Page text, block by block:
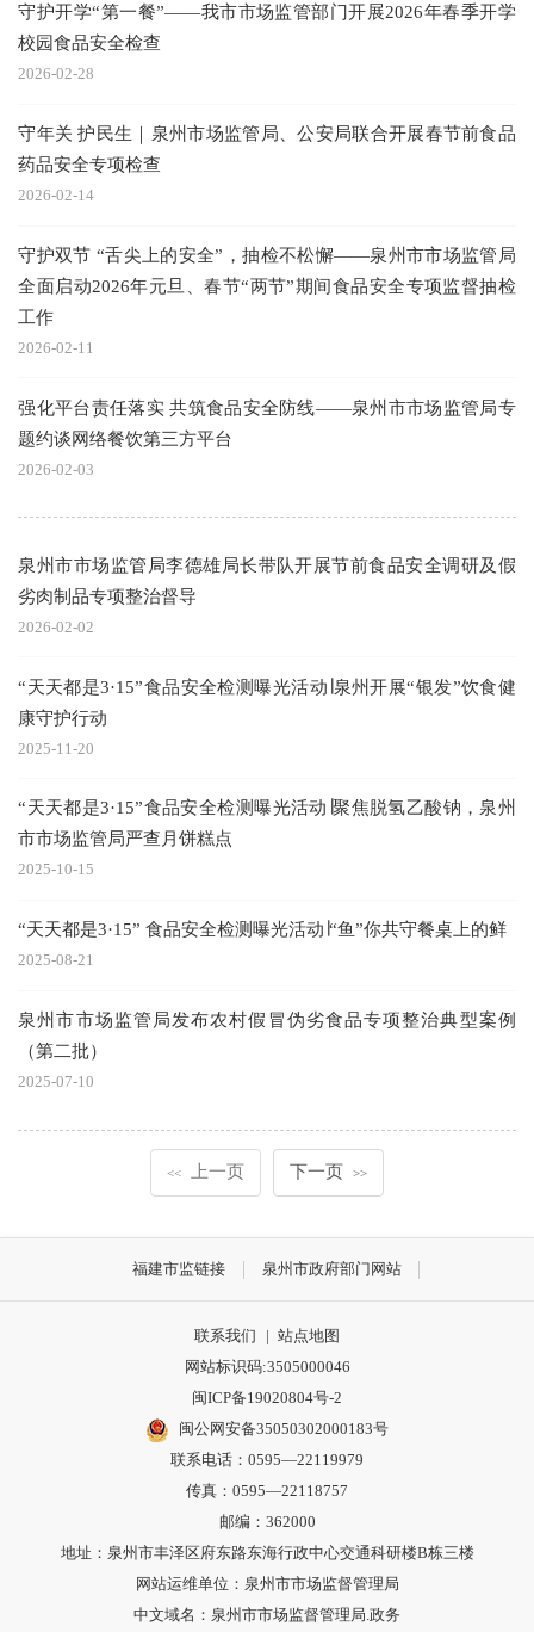
守护开学“第一餐”——我市市场监管部门开展2026年春季开学
校园食品安全检查
2026-02-28
守年关 护民生｜泉州市场监管局、公安局联合开展春节前食品
药品安全专项检查
2026-02-14
守护双节 “舌尖上的安全”，抽检不松懈——泉州市市场监管局
全面启动2026年元旦、春节“两节”期间食品安全专项监督抽检
工作
2026-02-11
强化平台责任落实 共筑食品安全防线——泉州市市场监管局专
题约谈网络餐饮第三方平台
2026-02-03
泉州市市场监管局李德雄局长带队开展节前食品安全调研及假
劣肉制品专项整治督导
2026-02-02
“天天都是3·15”食品安全检测曝光活动∣泉州开展“银发”饮食健
康守护行动
2025-11-20
“天天都是3·15”食品安全检测曝光活动∣聚焦脱氢乙酸钠，泉州
市市场监管局严查月饼糕点
2025-10-15
“天天都是3·15” 食品安全检测曝光活动∣“鱼”你共守餐桌上的鲜
2025-08-21
泉州市市场监管局发布农村假冒伪劣食品专项整治典型案例
（第二批）
2025-07-10
<< 上一页 下一页 >>
福建市监链接 泉州市政府部门网站
联系我们 | 站点地图
网站标识码:3505000046
闽ICP备19020804号-2
闽公网安备35050302000183号
联系电话：0595—22119979
传真：0595—22118757
邮编：362000
地址：泉州市丰泽区府东路东海行政中心交通科研楼B栋三楼
网站运维单位：泉州市市场监督管理局
中文域名：泉州市市场监督管理局.政务